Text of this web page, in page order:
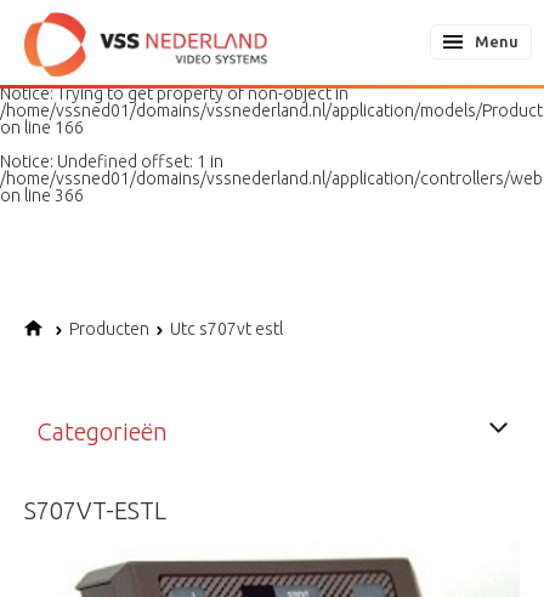
Notice: Undefined variable: page in
/home/vssned01/domains/vssnederland.nl/application/models/
on line
187
Notice: Trying to get property of non-object in
/home/vssned01/domains/vssnederland.nl/application/models/
on line 166
Notice: Undefined offset: 1 in
/home/vssned01/domains/vssnederland.nl/application/controllers/
on line 366
Menu
Producten Utc s707vt estl
Categorieën
S707VT-ESTL